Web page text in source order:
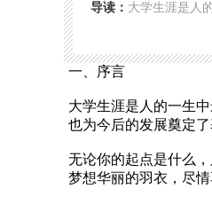
导读： 大学生涯是人
一、序言
大学生涯是人的一生
也为今后的发展奠定了
无论你的起点是什么
梦想华丽的羽衣，尽情